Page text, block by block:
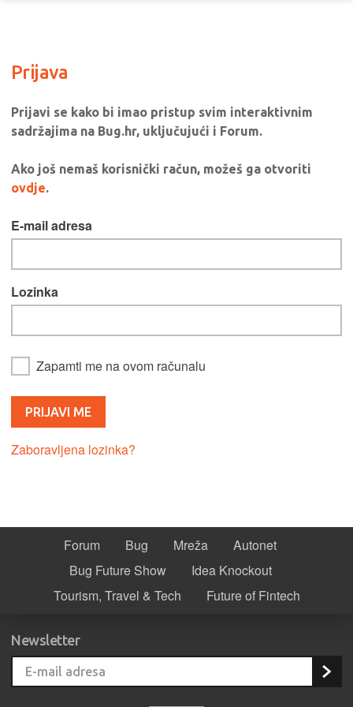
Prijava
Prijavi se kako bi imao pristup svim interaktivnim
sadržajima na Bug.hr, uključujući i Forum.
Ako još nemaš korisnički račun, možeš ga otvoriti
ovdje.
E-mail adresa
Lozinka
Zapamti me na ovom računalu
Zaboravljena lozinka?
Forum Bug Mreža
Autonet
Bug Future Show
Idea Knockout
Tourism, Travel & Tech
Future of Fintech
Newsletter